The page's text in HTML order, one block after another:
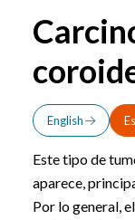
English
Este tipo de
aparece,
Por lo general,